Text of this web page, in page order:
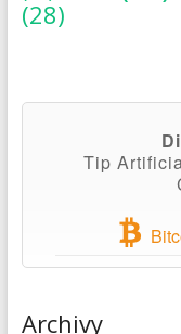
(28)
Tip
Archivy